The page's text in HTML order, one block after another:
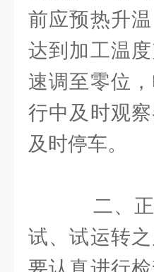
前应预热升
达到加工温
速调至零位
行中及时观
及时停车。
二、正
试、试运转